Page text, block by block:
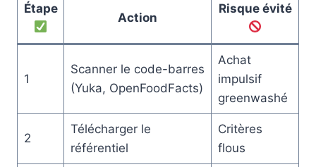
Étape
Action
Risque évité
1
Scanner le code-barres
(Yuka, OpenFoodFacts)
Achat
impulsif
greenwashé
2
Télécharger le
référentiel
Critères
flous